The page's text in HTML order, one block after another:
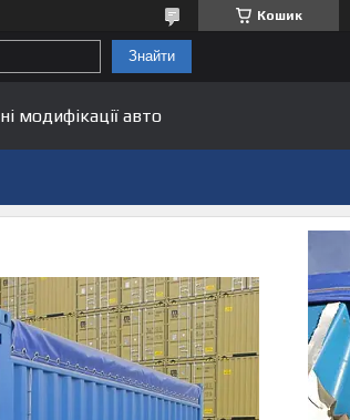
Кошик
Знайти
модифікації авто